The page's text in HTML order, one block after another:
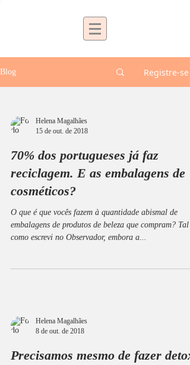
Blog Registre-se
Helena Magalhães
15 de out. de 2018
70% dos portugueses já faz
reciclagem. E as embalagens de
cosméticos?
O que é que vocês fazem à quantidade abismal de
embalagens de produtos de beleza que compram? Tal
como escrevi no Observador, embora a...
Helena Magalhães
8 de out. de 2018
Precisamos mesmo de fazer detox